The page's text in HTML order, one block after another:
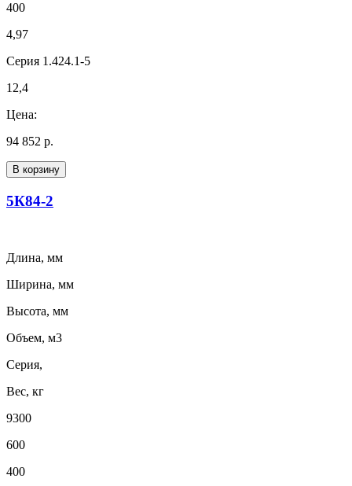
400
4,97
Серия 1.424.1-5
12,4
Цена:
94 852 р.
В корзину
5К84-2
Длина, мм
Ширина, мм
Высота, мм
Объем, м3
Серия,
Вес, кг
9300
600
400